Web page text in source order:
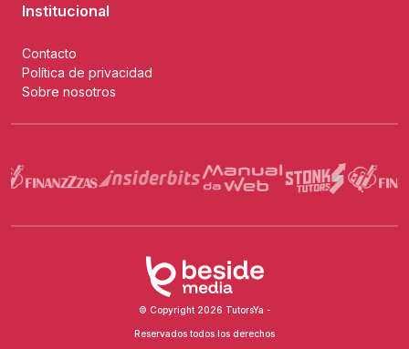
Institucional
Contacto
Política de privacidad
Sobre nosotros
© Copyright 2026 TutorsYa -
Reservados todos los derechos